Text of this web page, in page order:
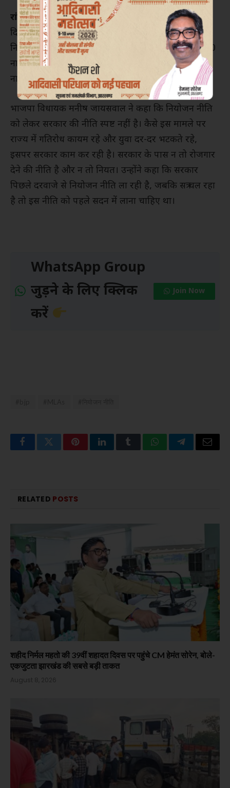
रांची।झारखंड विधानसभा के बजट सत्र के दूसरे चरण के दूसरे
दिन आज (मंगलवार) भाजपा विधायकों ने विधानसभा गेट पर
नियोजन नीति के मुद्दे पर प्रदर्शन किया। सभी विधायक 60:40
नाय चलतो लिखा टी शर्ट पहन कर पहुंचे। इस दौरान 60:40
नाय चलतो, 1932 की भेलो का नारे लगाये।
भाजपा विधायक मनीष जायसवाल ने कहा कि नियोजन नीति
को लेकर सरकार की नीति स्पष्ट नहीं है। कैसे इस मामले पर
राज्य में गतिरोध कायम रहे और युवा दर-दर भटकते रहे,
इसपर सरकार काम कर रही है। सरकार के पास न तो रोजगार
देने की नीति है और न तो नियत। उन्होंने कहा कि सरकार
पिछले दरवाजे से नियोजन नीति ला रही है, जबकि सत्र चल रहा
है तो इस नीति को पहले सदन में लाना चाहिए था।
WhatsApp Group
जुड़ने के लिए क्लिक
करें
Join Now
FacebookTwitterPinterestLinkedInTumblrWhatsAppTelegramEmail
RELATED POSTS
शहीद निर्मल महतो की 39वीं शहादत दिवस पर पहुंचे CM हेमंत सोरेन, बोले-
एकजुटता झारखंड की सबसे बड़ी ताकत
August 8, 2026